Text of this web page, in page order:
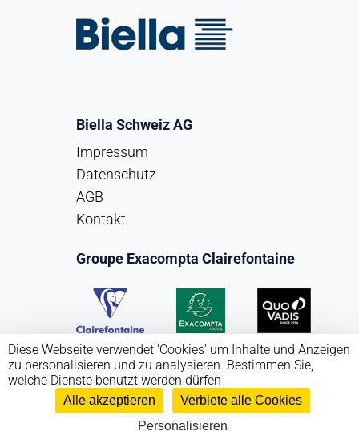
Biella Schweiz AG
Impressum
Datenschutz
AGB
Kontakt
Groupe Exacompta Clairefontaine
Copyright Biella Schweiz AG 2026
Diese Webseite verwendet 'Cookies' um Inhalte und Anzeigen
zu personalisieren und zu analysieren. Bestimmen Sie,
welche Dienste benutzt werden dürfen
Alle akzeptieren
Verbiete alle Cookies
Personalisieren